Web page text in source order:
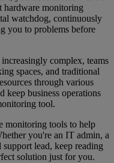
hardware monitoring
watchdog, continuously
you to problems before
complex, teams
spaces, and traditional
through various
keep business operations
tool.
monitoring tools to help
you're an IT admin, a
lead, keep reading
solution just for you.